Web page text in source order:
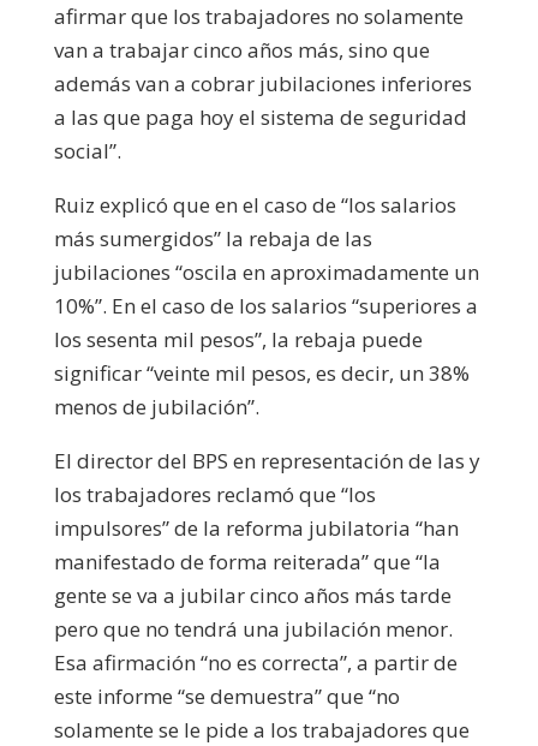
afirmar que los trabajadores no solamente
van a trabajar cinco años más, sino que
además van a cobrar jubilaciones inferiores
a las que paga hoy el sistema de seguridad
social”.
Ruiz explicó que en el caso de “los salarios
más sumergidos” la rebaja de las
jubilaciones “oscila en aproximadamente un
10%”. En el caso de los salarios “superiores a
los sesenta mil pesos”, la rebaja puede
significar “veinte mil pesos, es decir, un 38%
menos de jubilación”.
El director del BPS en representación de las y
los trabajadores reclamó que “los
impulsores” de la reforma jubilatoria “han
manifestado de forma reiterada” que “la
gente se va a jubilar cinco años más tarde
pero que no tendrá una jubilación menor.
Esa afirmación “no es correcta”, a partir de
este informe “se demuestra” que “no
solamente se le pide a los trabajadores que